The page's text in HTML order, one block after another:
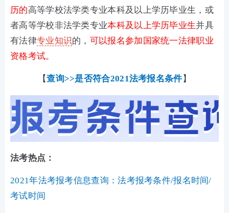
历的高等学校法学类专业本科及以上学历毕业生，或
者高等学校非法学类专业本科及以上学历毕业生并具
有法律专业知识的， 可以报名参加国家统一法律职业
资格考试。
【查询>>是否符合2021法考报名条件】
法考热点：
2021年法考报考信息查询：法考报考条件/报名时间/
考试时间